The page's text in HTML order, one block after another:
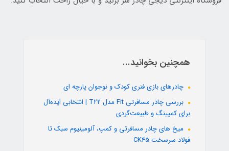
همچنین بخوانید...
چادرهای بازی فنری کودک و نوجوان پارچه ای
بررسی چادر مسافرتی Fit مدل T22 | انتخابی ایده‌آل
برای کمپینگ و طبیعت‌گردی
میخ های چادر مسافرتی و کمپ، آلومینیوم سبک تا
فولاد سرسخت CK45